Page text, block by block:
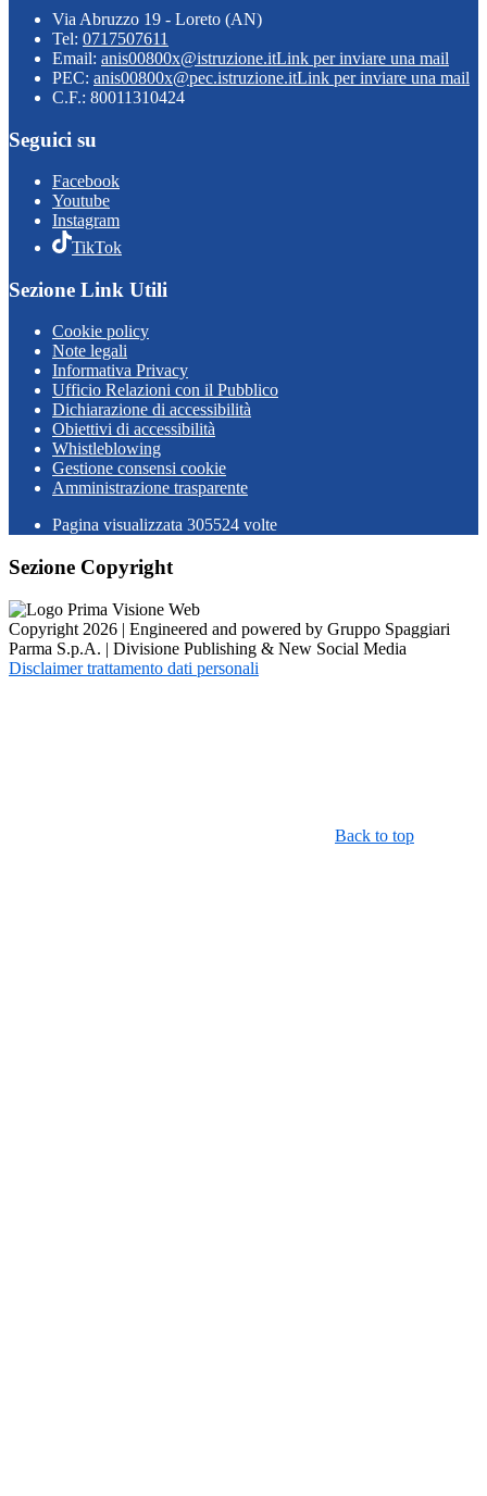
Via Abruzzo 19 - Loreto (AN)
Tel: 0717507611
Email: anis00800x@istruzione.itLink per inviare una mail
PEC: anis00800x@pec.istruzione.itLink per inviare una mail
C.F.: 80011310424
Seguici su
Facebook
Youtube
Instagram
TikTok
Sezione Link Utili
Cookie policy
Note legali
Informativa Privacy
Ufficio Relazioni con il Pubblico
Dichiarazione di accessibilità
Obiettivi di accessibilità
Whistleblowing
Gestione consensi cookie
Amministrazione trasparente
Pagina visualizzata 305524 volte
Sezione Copyright
Copyright 2026 | Engineered and powered by Gruppo Spaggiari
Parma S.p.A. | Divisione Publishing & New Social Media
Disclaimer trattamento dati personali
Back to top